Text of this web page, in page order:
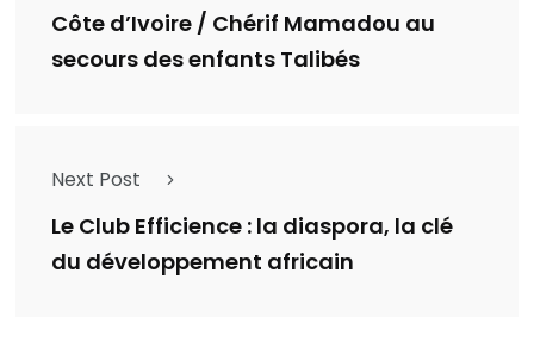
Côte d’Ivoire / Chérif Mamadou au
secours des enfants Talibés
Next Post
Le Club Efficience : la diaspora, la clé
du développement africain